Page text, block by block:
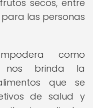
secos, entre
las personas
como
nos brinda la
que se
de salud y